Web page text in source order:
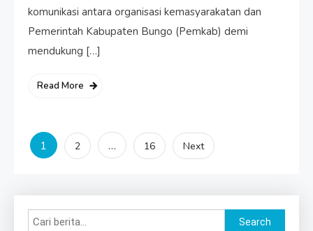
komunikasi antara organisasi kemasyarakatan dan
Pemerintah Kabupaten Bungo (Pemkab) demi
mendukung […]
Read More
Posts
1 2 … 16 Next
Search Search